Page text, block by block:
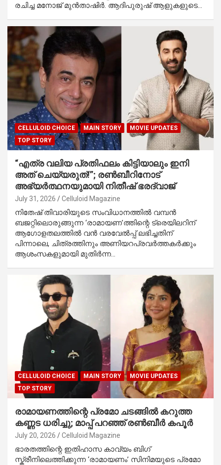
രചിച്ച മനോജ് മുൻതാഷിർ. ആദിപുരുഷ് ആളുകളുടെ…
CELLULOID CHOICE MAIN STORY
MOVIE UPDATES
TOP STORY
“എത്ര വലിയ പ്രതിഫലം കിട്ടിയാലും ഇനി
അത് ചെയ്യരുത്!”; രൺബീറിനോട്
അഭ്യർത്ഥനയുമായി നിതീഷ് ഭരദ്വാജ്
July 31, 2026 Celluloid Magazine
നിതേഷ് തിവാരിയുടെ സംവിധാനത്തിൽ വമ്പൻ
ബജറ്റിലൊരുങ്ങുന്ന ‘രാമായണ’ത്തിന്റെ ട്രെയിലറിന്
ആഗോളതലത്തിൽ വൻ വരവേൽപ്പ് ലഭിച്ചതിന്
പിന്നാലെ, ചിത്രത്തിനും അണിയറപ്രവർത്തകർക്കും
ആശംസകളുമായി മുതിർന്ന…
CELLULOID CHOICE MAIN STORY
MOVIE UPDATES
TOP STORY
രാമായണത്തിന്റെ പ്രമോ ചടങ്ങിൽ കറുത്ത
കണ്ണട ധരിച്ചു; മാപ്പ് പറഞ്ഞ് രൺബീർ കപൂർ
July 20, 2026 Celluloid Magazine
ഭാരതത്തിന്റെ ഇതിഹാസ കാവ്യം ബിഗ്
സ്ക്രീനിലെത്തിക്കുന്ന ‘രാമായണം’ സിനിമയുടെ പ്രമോ